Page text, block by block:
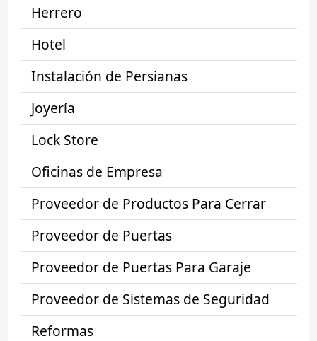
Herrero
Hotel
Instalación de Persianas
Joyería
Lock Store
Oficinas de Empresa
Proveedor de Productos Para Cerrar
Proveedor de Puertas
Proveedor de Puertas Para Garaje
Proveedor de Sistemas de Seguridad
Reformas